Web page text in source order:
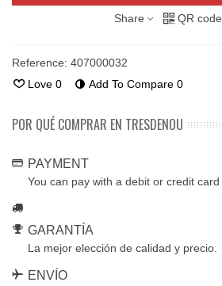
Share QR code
Reference: 407000032
Love 0 Add To Compare 0
POR QUÉ COMPRAR EN TRESDENOU
PAYMENT
You can pay with a debit or credit card
GARANTÍA
La mejor elección de calidad y precio.
ENVÍO